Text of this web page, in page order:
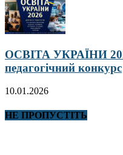
ОСВІТА УКРАЇНИ
педагогічний конкурс
10.01.2026
НЕ ПРОПУСТІТЬ